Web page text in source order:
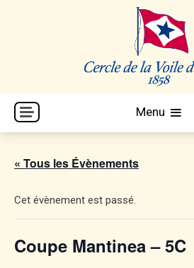
CVP
Cercle de la Voile de Paris
Menu
« Tous les Évènements
Cet évènement est passé.
Coupe Mantinea – 5C